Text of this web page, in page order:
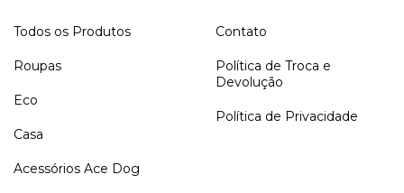
Todos os Produtos
Roupas
Eco
Casa
Acessórios Ace Dog
Contato
Política de Troca e
Devolução
Política de Privacidade